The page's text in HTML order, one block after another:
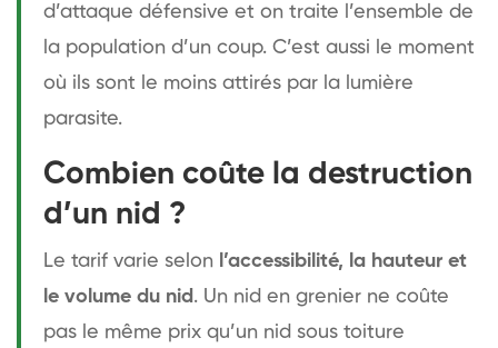
d’attaque défensive et on traite l’ensemble de
la population d’un coup. C’est aussi le moment
où ils sont le moins attirés par la lumière
parasite.
Combien coûte la destruction
d’un nid ?
Le tarif varie selon
l’accessibilité, la hauteur et
le volume du nid . Un nid en grenier ne coûte
pas le même prix qu’un nid sous toiture